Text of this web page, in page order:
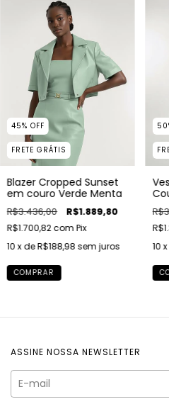
45% OFF
FRETE GRÁTIS
Blazer Cropped Sunset
em couro Verde Menta
R$3.436,00 R$1.889,80
R$1.700,82com Pix
10 x deR$188,98 sem juros
COMPRAR
50
10
ASSINE NOSSA NEWSLETTER